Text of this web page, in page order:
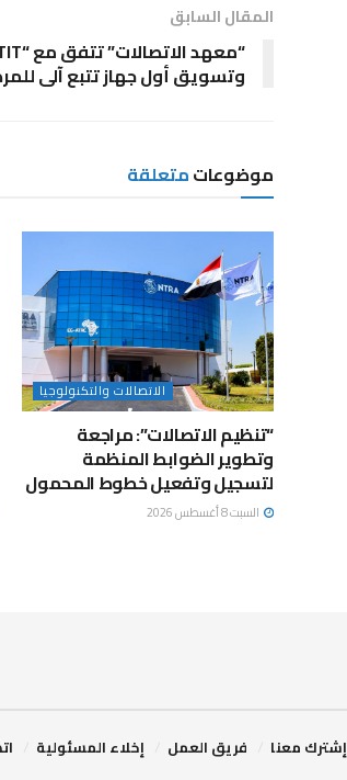
المقال السابق
وتسويق أول جهاز تتبع آلى
موضوعاتمتعلقة
الاتصالات والتكنولوجيا
“تنظيم الاتصالات”: مراجعة
وتطوير الضوابط المنظمة
لتسجيل وتفعيل خطوط المحمول
السبت 8 أغسطس 2026
إشترك معنا فريق العمل إخلاء المسئولية